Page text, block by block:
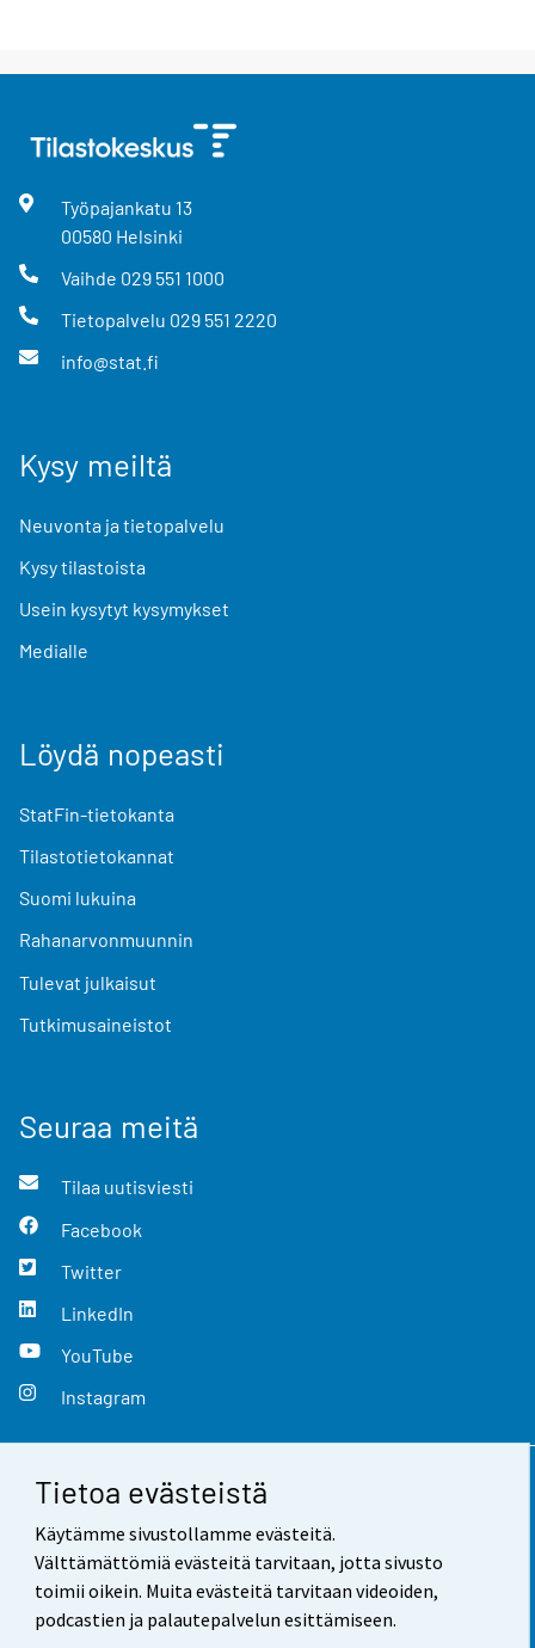
Tietoa evästeistä
Käytämme sivustollamme evästeitä.
Välttämättömiä evästeitä tarvitaan, jotta sivusto
toimii oikein. Muita evästeitä tarvitaan videoiden,
podcastien ja palautepalvelun esittämiseen.
Työpajankatu 13
00580 Helsinki
Vaihde 029 551 1000
Tietopalvelu 029 551 2220
info@stat.fi
Kysy meiltä
Neuvonta ja tietopalvelu
Kysy tilastoista
Usein kysytyt kysymykset
Medialle
Löydä nopeasti
StatFin-tietokanta
Tilastotietokannat
Suomi lukuina
Rahanarvonmuunnin
Tulevat julkaisut
Tutkimusaineistot
Seuraa meitä
Tilaa uutisviesti
Facebook
Twitter
LinkedIn
YouTube
Instagram
Yhteystiedot
Palaute
Käyttöehdot